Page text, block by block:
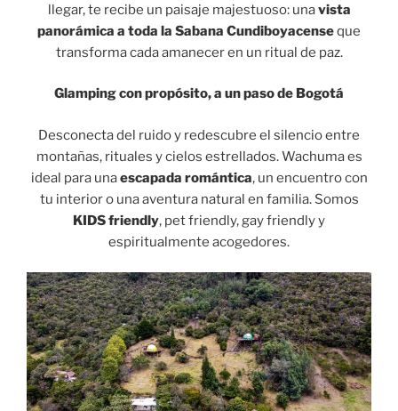
llegar, te recibe un paisaje majestuoso: unavista
panorámica a toda la Sabana Cundiboyacenseque
transforma cada amanecer en un ritual de paz.
Glamping con propósito, a un paso de Bogotá
Desconecta del ruido y redescubre el silencio entre
montañas, rituales y cielos estrellados. Wachuma es
ideal para unaescapada romántica, un encuentro con
tu interior o una aventura natural en familia. Somos
KIDS friendly, pet friendly, gay friendly y
espiritualmente acogedores.